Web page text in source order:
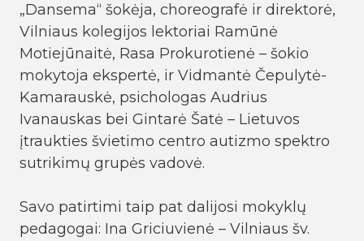
„Dansema“ šokėja, choreografė ir direktorė,
Vilniaus kolegijos lektoriai Ramūnė
Motiejūnaitė, Rasa Prokurotienė – šokio
mokytoja ekspertė, ir Vidmantė Čepulytė-
Kamarauskė, psichologas Audrius
Ivanauskas bei Gintarė Šatė – Lietuvos
įtraukties švietimo centro autizmo spektro
sutrikimų grupės vadovė.
Savo patirtimi taip pat dalijosi mokyklų
pedagogai: Ina Griciuvienė – Vilniaus šv.